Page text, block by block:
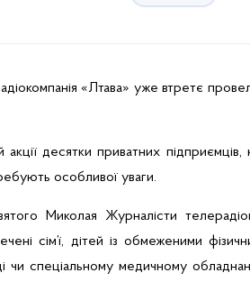
«Лтава» уже втретє
акції десятки приватних
особливої уваги.
Миколая Журналісти
сім’ї, дітей із обмеженими
чи спеціальному медичному